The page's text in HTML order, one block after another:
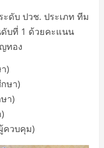
ดับ ปวช. ประเภท ทีม
ดับที่ 1 ด้วยคะแนน
ทอง
)
ษา)
า)
ควบคุม)